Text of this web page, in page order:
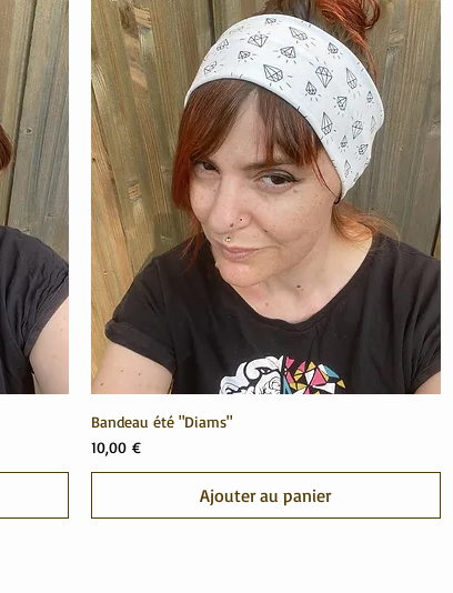
Bandeau été "Diams"
Prix
10,00 €
Ajouter au panier